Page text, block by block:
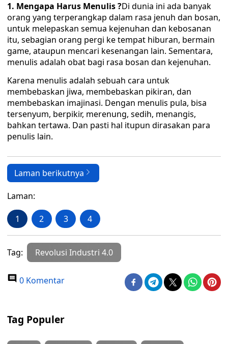
1. Mengapa Harus Menulis ?Di dunia ini ada banyak
orang yang terperangkap dalam rasa jenuh dan bosan,
untuk melepaskan semua kejenuhan dan kebosanan
itu, sebagian orang pergi ke tempat hiburan, bermain
game, ataupun mencari kesenangan lain. Sementara,
menulis adalah obat bagi rasa bosan dan kejenuhan.
Karena menulis adalah sebuah cara untuk
membebaskan jiwa, membebaskan pikiran, dan
membebaskan imajinasi. Dengan menulis pula, bisa
tersenyum, berpikir, merenung, sedih, menangis,
bahkan tertawa. Dan pasti hal itupun dirasakan para
penulis lain.
Laman berikutnya
Laman:
1 2 3 4
Tag: Revolusi Industri 4.0
0 Komentar
Tag Populer